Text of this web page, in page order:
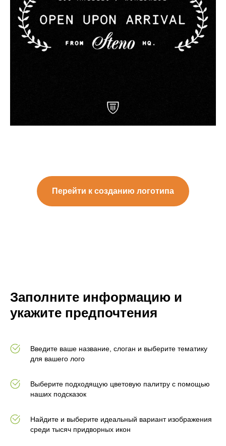
Перейти к созданию логотипа
Заполните информацию и
укажите предпочтения
Введите ваше название, слоган и выберите тематику
для вашего лого
Выберите подходящую цветовую палитру с помощью
наших подсказок
Найдите и выберите идеальный вариант изображения
среди тысяч придворных икон